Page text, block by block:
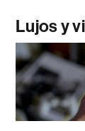
Lujos y